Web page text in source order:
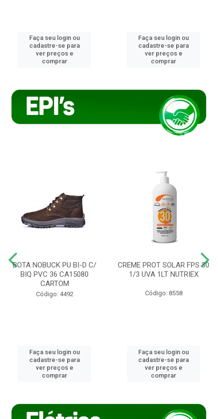
Faça seu login ou
cadastre-se para
ver preços e
comprar
Faça seu login ou
cadastre-se para
ver preços e
comprar
BOTA NOBUCK PU BI-D C/
BIQ PVC 36 CA15080
CARTOM
Código: 4492
Faça seu login ou
cadastre-se para
ver preços e
comprar
CREME PROT SOLAR FPS 30
1/3 UVA 1LT NUTRIEX
Código: 8558
Faça seu login ou
cadastre-se para
ver preços e
comprar